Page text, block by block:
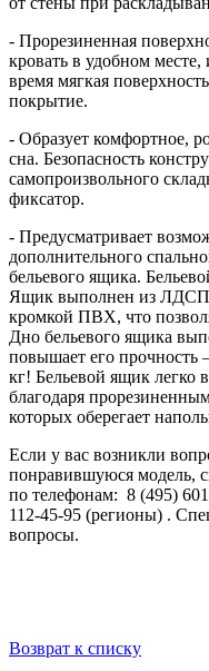
- Прорезиненная
кровать в удобном
время мягкая
покрытие.
- Образует комфортное,
сна. Безопасность
самопроизвольного
фиксатор.
- Предусматривает
дополнительного
бельевого ящика.
Ящик выполнен из ЛДСП,
кромкой ПВХ, что
Дно бельевого ящика
повышает его прочность
кг! Бельевой ящик легко
благодаря
которых оберегает
Если у вас возникли
понравившуюся модель,
по телефонам: 8 (495)
112-45-95 (регионы) .
вопросы.
Возврат к списку